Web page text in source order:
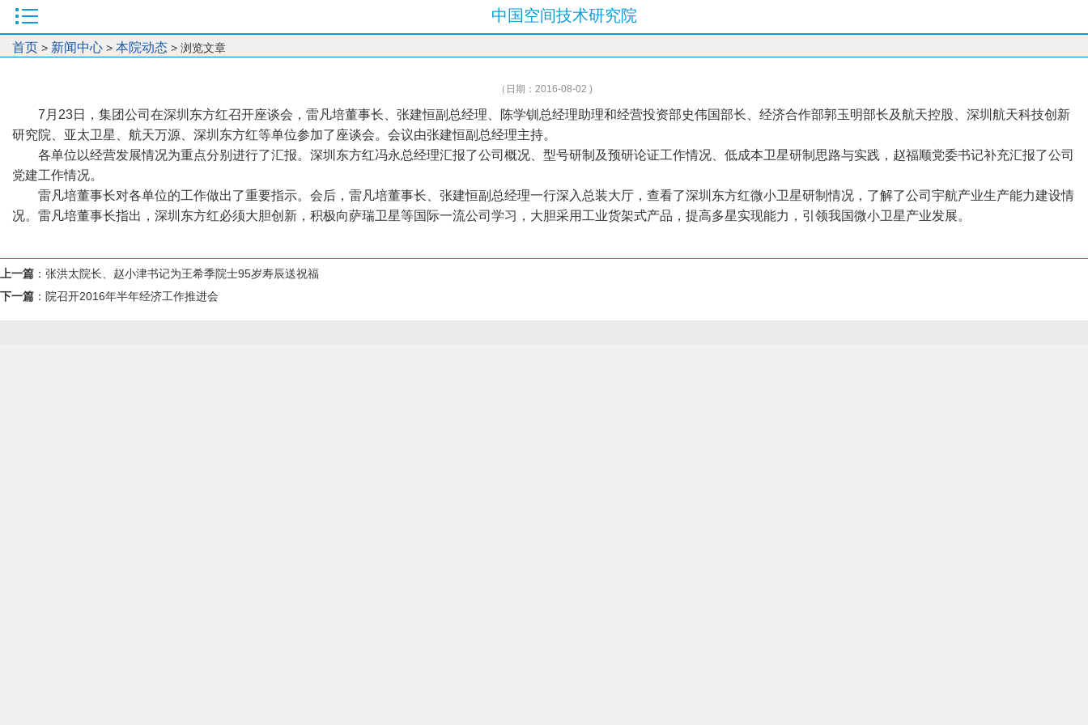
中国空间技术研究院
首页 > 新闻中心 > 本院动态 > 浏览文章
（日期：2016-08-02 )
7月23日，集团公司在深圳东方红召开座谈会，雷凡培董事长、张建恒副总经理、陈学钏总经理助理和经营投资部史伟国部长、经济合作部郭玉明部长及航天控股、深圳航天科技创新
研究院、亚太卫星、航天万源、深圳东方红等单位参加了座谈会。会议由张建恒副总经理主持。
各单位以经营发展情况为重点分别进行了汇报。深圳东方红冯永总经理汇报了公司概况、型号研制及预研论证工作情况、低成本卫星研制思路与实践，赵福顺党委书记补充汇报了公司
党建工作情况。
雷凡培董事长对各单位的工作做出了重要指示。会后，雷凡培董事长、张建恒副总经理一行深入总装大厅，查看了深圳东方红微小卫星研制情况，了解了公司宇航产业生产能力建设情
况。雷凡培董事长指出，深圳东方红必须大胆创新，积极向萨瑞卫星等国际一流公司学习，大胆采用工业货架式产品，提高多星实现能力，引领我国微小卫星产业发展。
上一篇 ： 张洪太院长、赵小津书记为王希季院士95岁寿辰送祝福
下一篇 ： 院召开2016年半年经济工作推进会